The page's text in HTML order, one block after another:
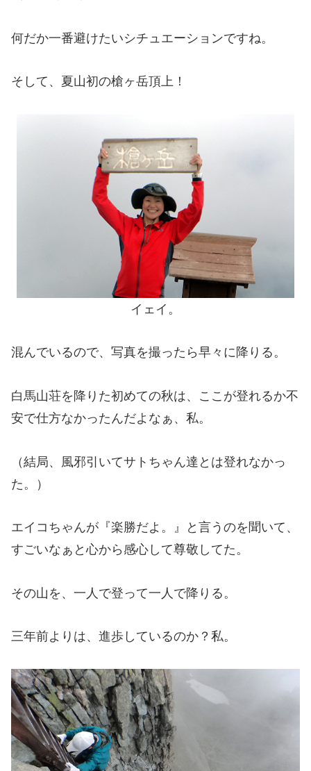
何だか一番避けたいシチュエーションですね。
そして、夏山初の槍ヶ岳頂上！
イェイ。
混んでいるので、写真を撮ったら早々に降りる。
白馬山荘を降りた初めての秋は、ここが登れるか不
安で仕方なかったんだよなぁ、私。
（結局、風邪引いてサトちゃん達とは登れなかっ
た。）
エイコちゃんが『楽勝だよ。』と言うのを聞いて、
すごいなぁと心から感心して尊敬してた。
その山を、一人で登って一人で降りる。
三年前よりは、進歩しているのか？私。